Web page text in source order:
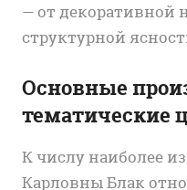
— от декоративной
структурной
Основные
тематические
К числу наиболее
Карловны Блак